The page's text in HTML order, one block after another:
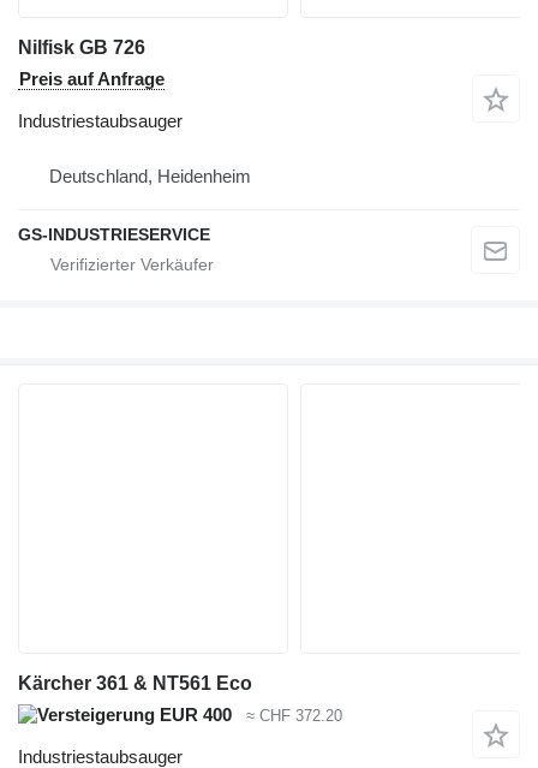
Nilfisk GB 726
Preis auf Anfrage
Industriestaubsauger
Deutschland, Heidenheim
GS-INDUSTRIESERVICE
Kärcher 361 & NT561 Eco
EUR 400
≈ CHF 372.20
Industriestaubsauger